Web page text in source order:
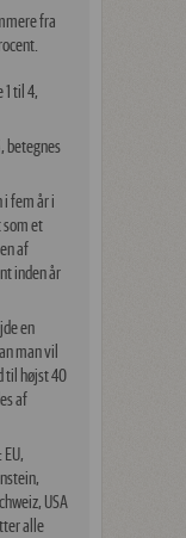
fra
til 4,
betegnes
fem år i
et
af
inden år
en
man vil
til højst 40
af
USA
alle